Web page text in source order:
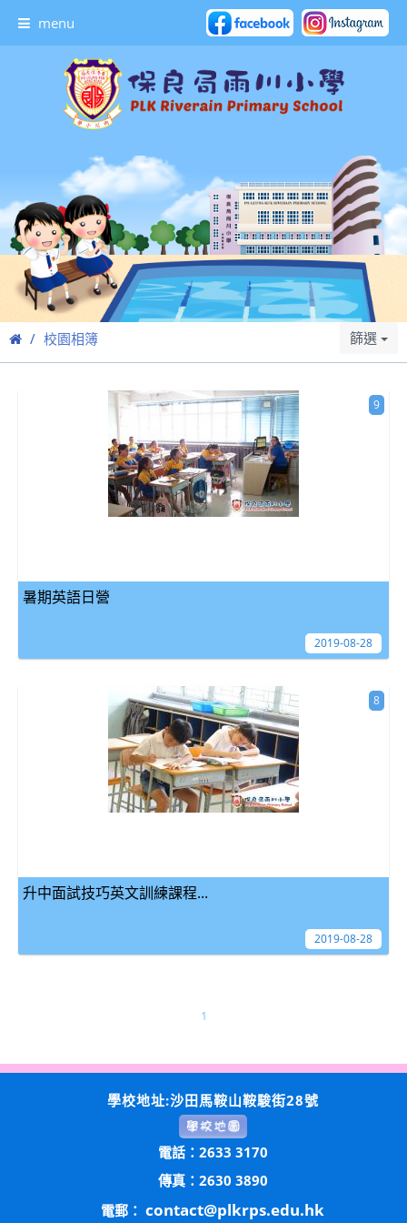
menu
校園相簿 篩選
暑期英語日營
9
2019-08-28
升中面試技巧英文訓練課程...
8
2019-08-28
1
學校地址:沙田馬鞍山鞍駿街28號
電話：2633 3170
傳真：2630 3890
電郵： contact@plkrps.edu.hk